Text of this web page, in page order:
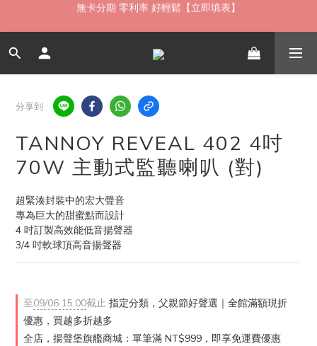
如需當日配送貨海外寄送，歡迎直接與我們聯繫
如需當日配送貨海外寄送，歡迎直接與我們聯繫
分享到
TANNOY REVEAL 402 4吋
70W 主動式監聽喇叭 (對)
超緊湊封裝中的宏大聲音
專為巨大的甜蜜點而設計
4 吋訂製高效能低音揚聲器
3/4 吋軟球頂高音揚聲器
至09/06 15:00截止 指定分類，父親節好聲選｜全館滿額現折
優惠，買越多折越多
全店，揚聲堡旗艦商城：單筆滿 NT$999，即享免運費優惠